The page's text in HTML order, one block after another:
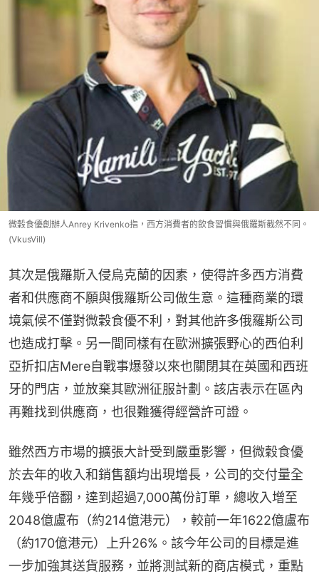
微穀食優創辦人Anrey Krivenko指，西方消費者的飲食習慣與俄羅斯截然不同。
(VkusVill)
其次是俄羅斯入侵烏克蘭的因素，使得許多西方消費
者和供應商不願與俄羅斯公司做生意。這種商業的環
境氣候不僅對微穀食優不利，對其他許多俄羅斯公司
也造成打擊。另一間同樣有在歐洲擴張野心的西伯利
亞折扣店Mere自戰事爆發以來也關閉其在英國和西班
牙的門店，並放棄其歐洲征服計劃。該店表示在區內
再難找到供應商，也很難獲得經營許可證。
雖然西方市場的擴張大計受到嚴重影響，但微穀食優
於去年的收入和銷售額均出現增長，公司的交付量全
年幾乎倍翻，達到超過7,000萬份訂單，總收入增至
2048億盧布（約214億港元），較前一年1622億盧布
（約170億港元）上升26%。該今年公司的目標是進
一步加強其送貨服務，並將測試新的商店模式，重點